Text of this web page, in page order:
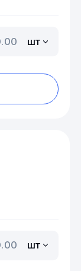
шт
шт